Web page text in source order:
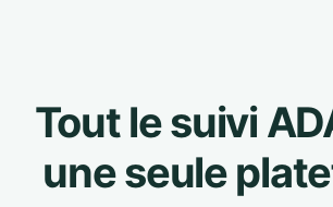
Tout le suivi
une seule